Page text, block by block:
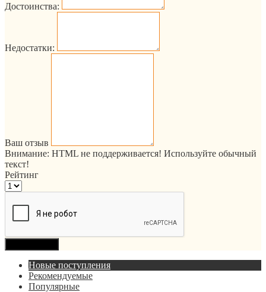
Достоинства:
Недостатки:
Ваш отзыв
Внимание: HTML не поддерживается! Используйте обычный
текст!
Рейтинг
Новые поступления
Рекомендуемые
Популярные